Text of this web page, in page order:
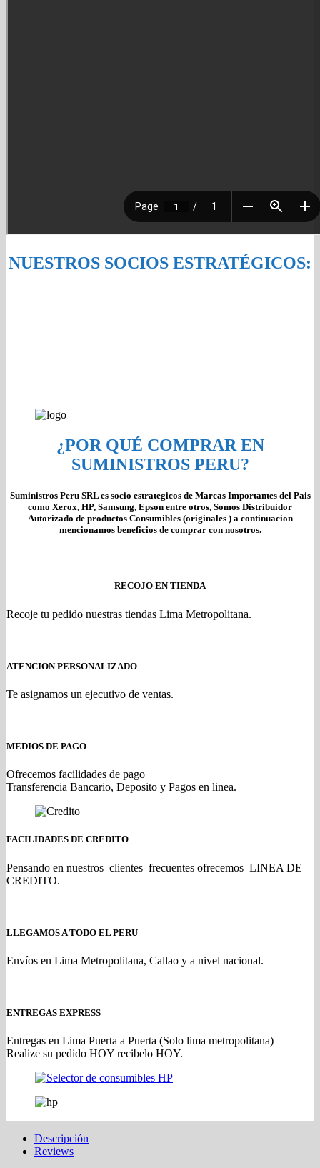
NUESTROS SOCIOS ESTRATÉGICOS:
¿POR QUÉ COMPRAR EN
SUMINISTROS PERU?
Suministros Peru SRL es socio estrategicos de Marcas Importantes del Pais
como Xerox, HP, Samsung, Epson entre otros, Somos Distribuidor
Autorizado de productos Consumibles (originales ) a continuacion
mencionamos beneficios de comprar con nosotros.
RECOJO EN TIENDA
Recoje tu pedido nuestras tiendas Lima Metropolitana.
ATENCION PERSONALIZADO
Te asignamos un ejecutivo de ventas.
MEDIOS DE PAGO
Ofrecemos facilidades de pago
Transferencia Bancario, Deposito y Pagos en linea.
FACILIDADES DE CREDITO
Pensando en nuestros clientes frecuentes ofrecemos LINEA DE
CREDITO.
LLEGAMOS A TODO EL PERU
Envíos en Lima Metropolitana, Callao y a nivel nacional.
ENTREGAS EXPRESS
Entregas en Lima Puerta a Puerta (Solo lima metropolitana)
Realize su pedido HOY recibelo HOY.
Descripción
Reviews